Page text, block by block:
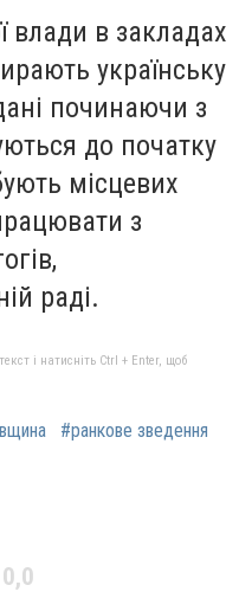
влади в закладах
українську
починаючи з
до початку
місцевих
з
раді.
і натисніть Ctrl + Enter, щоб
#ранкове зведення
0,0